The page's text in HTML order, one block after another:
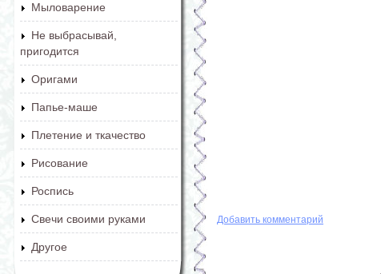
Мыловарение
Не выбрасывай,
пригодится
Оригами
Папье-маше
Плетение и ткачество
Рисование
Роспись
Свечи своими руками
Другое
Добавить комментарий